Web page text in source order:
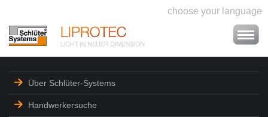
choose your language
Über Schlüter-Systems
Handwerkersuche